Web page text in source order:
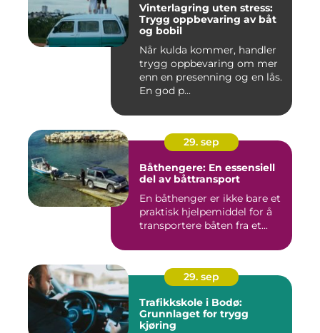
Vinterlagring uten stress:
Trygg oppbevaring av båt
og bobil
Når kulda kommer, handler
trygg oppbevaring om mer
enn en presenning og en lås.
En god p...
29. sep
Båthengere: En essensiell
del av båttransport
En båthenger er ikke bare et
praktisk hjelpemiddel for å
transportere båten fra et...
29. sep
Trafikkskole i Bodø:
Grunnlaget for trygg
kjøring